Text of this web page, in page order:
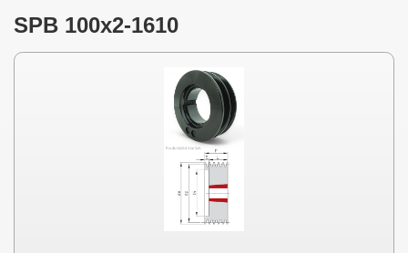
SPB 100x2-1610